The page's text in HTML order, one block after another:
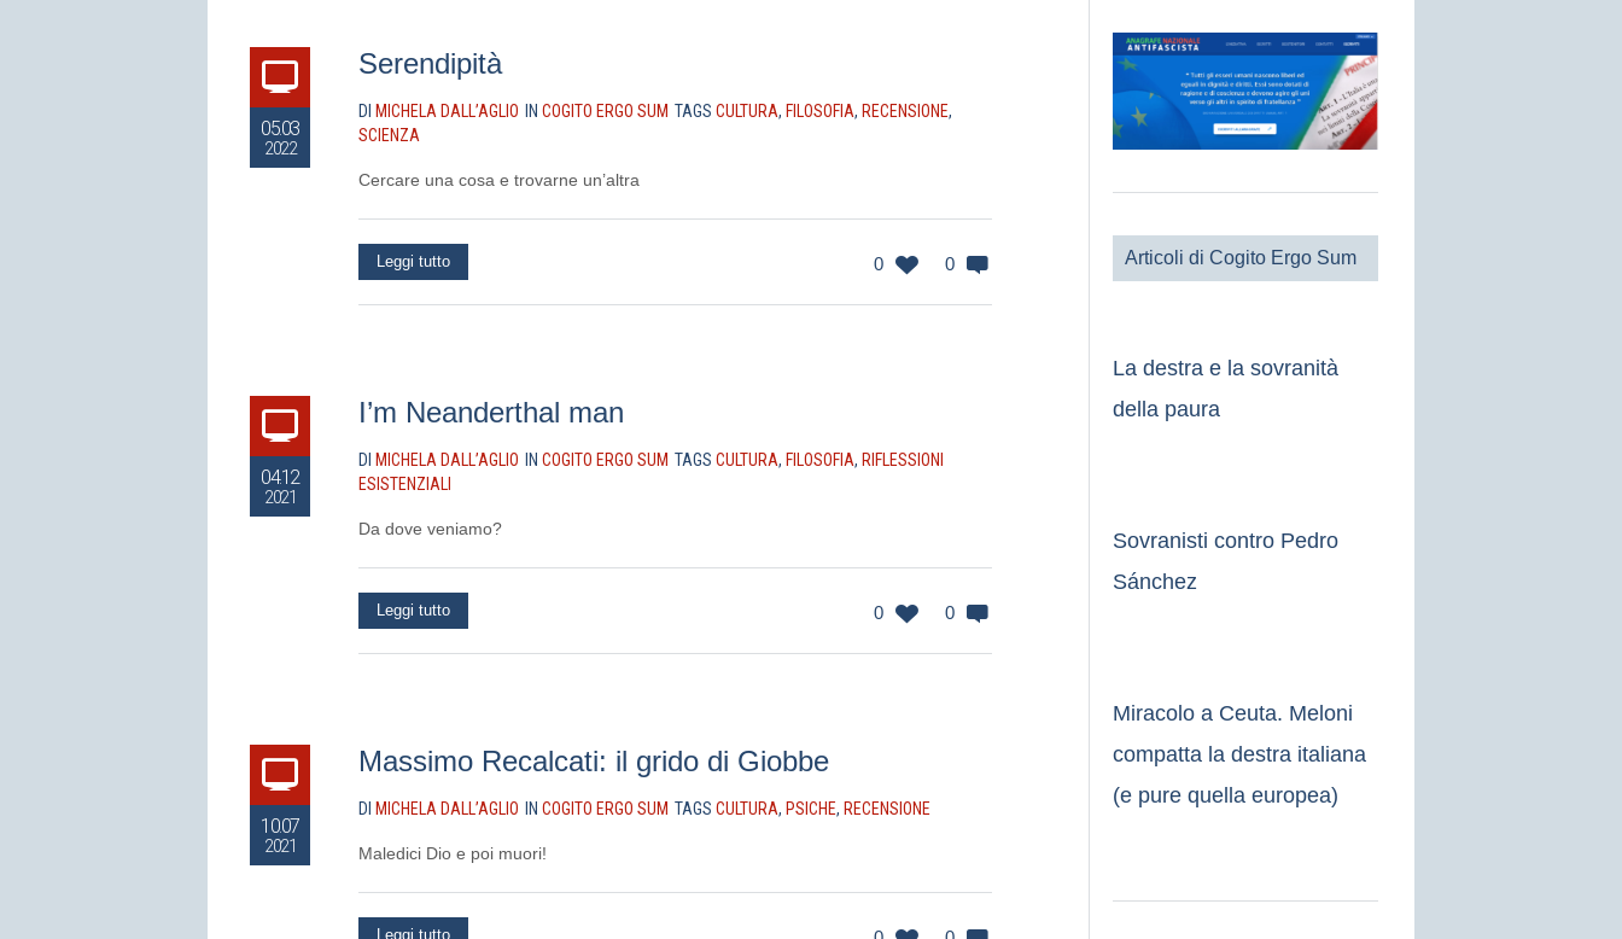
05.03
2022
Serendipità
DI MICHELA DALL’AGLIO IN COGITO ERGO SUM TAGS CULTURA, FILOSOFIA, RECENSIONE,
SCIENZA
Cercare una cosa e trovarne un’altra
0 0
Leggi tutto
04.12
2021
I’m Neanderthal man
DI MICHELA DALL’AGLIO IN COGITO ERGO SUM TAGS CULTURA, FILOSOFIA, RIFLESSIONI
ESISTENZIALI
Da dove veniamo?
0 0
Leggi tutto
10.07
2021
Massimo Recalcati: il grido di Giobbe
DI MICHELA DALL’AGLIO IN COGITO ERGO SUM TAGS CULTURA, PSICHE, RECENSIONE
Maledici Dio e poi muori!
Leggi tutto
Articoli di Cogito Ergo Sum
La destra e la sovranità
della paura
Sovranisti contro Pedro
Sánchez
Miracolo a Ceuta. Meloni
compatta la destra italiana
(e pure quella europea)